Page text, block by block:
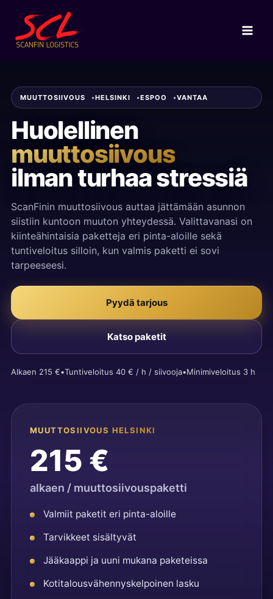
content
MUUTTOSIIVOUS HELSINKI ESPOO VANTAA
Huolellinen
muuttosiivous
ilman turhaa stressiä
ScanFinin muuttosiivous auttaa jättämään asunnon
siistiin kuntoon muuton yhteydessä. Valittavanasi on
kiinteähintaisia paketteja eri pinta-aloille sekä
tuntiveloitus silloin, kun valmis paketti ei sovi
tarpeeseesi.
Pyydä tarjous
Katso paketit
Alkaen 215 €•Tuntiveloitus 40 € / h / siivooja•Minimiveloitus 3 h
MUUTTOSIIVOUS HELSINKI
215 €
alkaen / muuttosiivouspaketti
Valmiit paketit eri pinta-aloille
Tarvikkeet sisältyvät
Jääkaappi ja uuni mukana paketeissa
Kotitalousvähennyskelpoinen lasku